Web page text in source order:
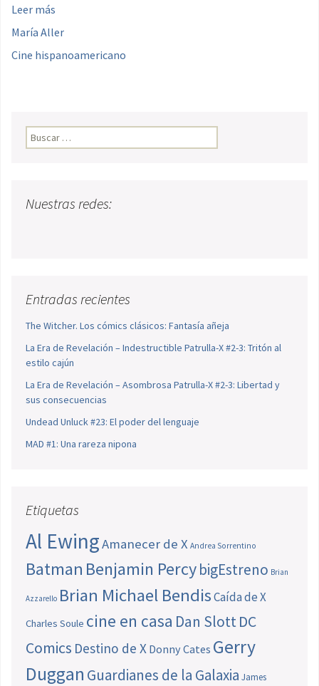
Leer más
María Aller
Cine hispanoamericano
Buscar:
Nuestras redes:
Entradas recientes
The Witcher. Los cómics clásicos: Fantasía añeja
La Era de Revelación – Indestructible Patrulla-X #2-3: Tritón al
estilo cajún
La Era de Revelación – Asombrosa Patrulla-X #2-3: Libertad y
sus consecuencias
Undead Unluck #23: El poder del lenguaje
MAD #1: Una rareza nipona
Etiquetas
Al EwingAmanecer de X Andrea Sorrentino
Batman Benjamin PercybigEstreno Brian
Azzarello Brian Michael BendisCaída de X
Charles Soule cine en casa Dan SlottDC
Comics Destino de X Donny Cates Gerry
Duggan Guardianes de la Galaxia James